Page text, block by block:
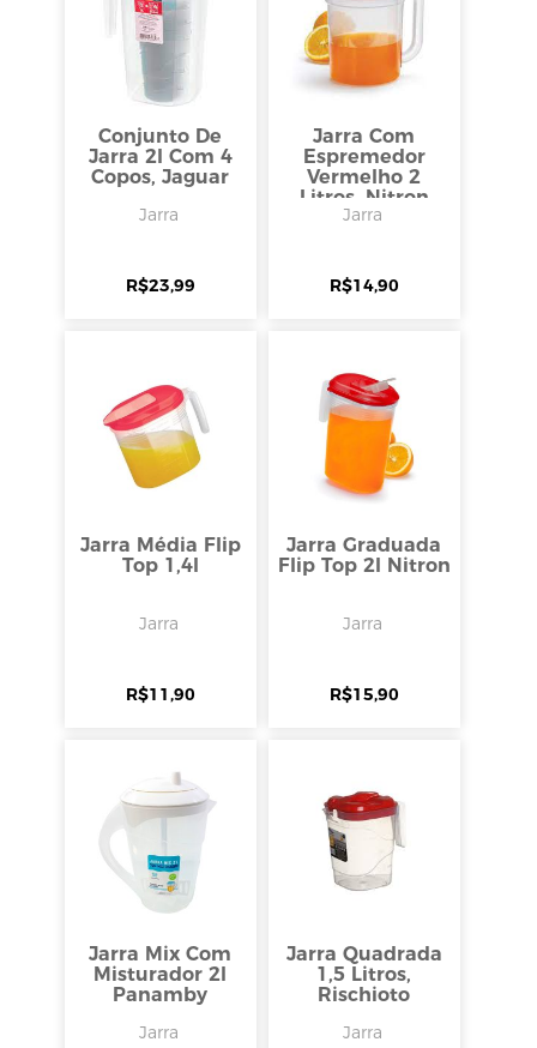
Conjunto De
Jarra 2l Com 4
Copos, Jaguar
Jarra
R$23,99
Jarra Com
Espremedor
Vermelho 2
Litros, Nitron
Jarra
R$14,90
Jarra Média Flip
Top 1,4l
Jarra
R$11,90
Jarra Graduada
Flip Top 2l Nitron
Jarra
R$15,90
Jarra Mix Com
Misturador 2l
Panamby
Jarra
Jarra Quadrada
1,5 Litros,
Rischioto
Jarra